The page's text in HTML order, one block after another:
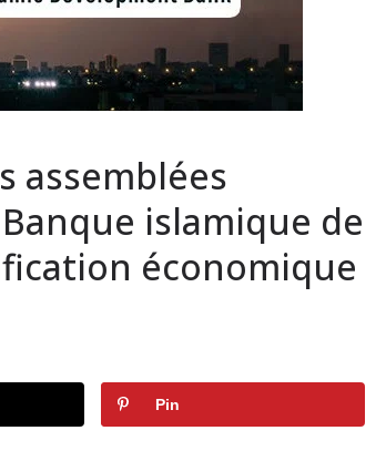
assemblées
islamique de
économique
Pin